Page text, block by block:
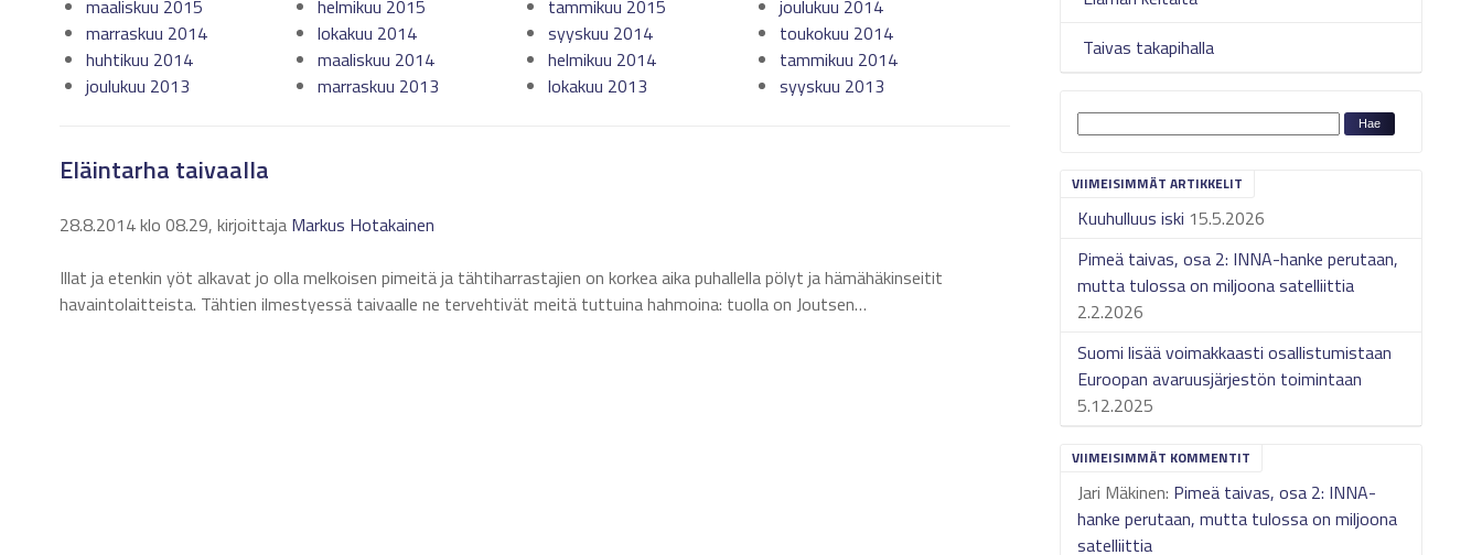
Taivas takapihalla
VIIMEISIMMÄT ARTIKKELIT
Kuuhulluus iski 15.5.2026
Pimeä taivas, osa 2: INNA-hanke perutaan,
mutta tulossa on miljoona satelliittia
2.2.2026
Suomi lisää voimakkaasti osallistumistaan
Euroopan avaruusjärjestön toimintaan
5.12.2025
VIIMEISIMMÄT KOMMENTIT
Jari Mäkinen: Pimeä taivas, osa 2: INNA-
hanke perutaan, mutta tulossa on miljoona
satelliittia
maaliskuu 2015
helmikuu 2015 tammikuu 2015
joulukuu 2014
marraskuu 2014
lokakuu 2014 syyskuu 2014
toukokuu 2014
huhtikuu 2014
maaliskuu 2014 helmikuu 2014
tammikuu 2014
joulukuu 2013
marraskuu 2013 lokakuu 2013 syyskuu 2013
Eläintarha taivaalla
28.8.2014 klo 08.29, kirjoittaja Markus Hotakainen
Illat ja etenkin yöt alkavat jo olla melkoisen pimeitä ja tähtiharrastajien on korkea aika puhallella pölyt ja hämähäkinseitit
havaintolaitteista. Tähtien ilmestyessä taivaalle ne tervehtivät meitä tuttuina hahmoina: tuolla on Joutsen…